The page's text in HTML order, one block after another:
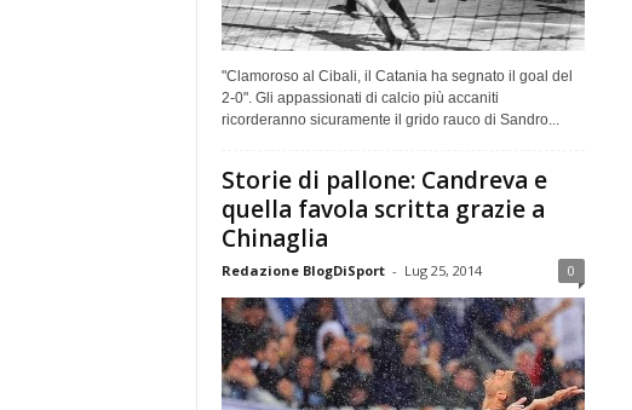
"Clamoroso al Cibali, il Catania ha segnato il goal del
2-0". Gli appassionati di calcio più accaniti
ricorderanno sicuramente il grido rauco di Sandro...
Storie di pallone: Candreva e
quella favola scritta grazie a
Chinaglia
Redazione BlogDiSport - Lug 25, 2014 0